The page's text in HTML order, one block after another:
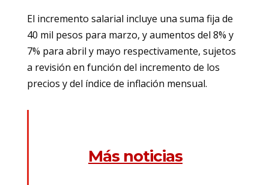
El incremento salarial incluye una suma fija de
40 mil pesos para marzo, y aumentos del 8% y
7% para abril y mayo respectivamente, sujetos
a revisión en función del incremento de los
precios y del índice de inflación mensual.
Más noticias